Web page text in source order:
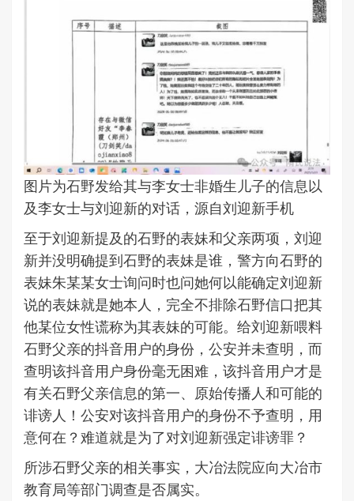
图片为石野发给其与李女士非婚生儿子的信息以
及李女士与刘迎新的对话，源自刘迎新手机
至于刘迎新提及的石野的表妹和父亲两项，刘迎
新并没明确提到石野的表妹是谁，警方向石野的
表妹朱某某女士询问时也问她何以能确定刘迎新
说的表妹就是她本人，完全不排除石野信口把其
他某位女性谎称为其表妹的可能。给刘迎新喂料
石野父亲的抖音用户的身份，公安并未查明，而
查明该抖音用户身份毫无困难，该抖音用户才是
有关石野父亲信息的第一、原始传播人和可能的
诽谤人！公安对该抖音用户的身份不予查明，用
意何在？难道就是为了对刘迎新强定诽谤罪？
所涉石野父亲的相关事实，大冶法院应向大冶市
教育局等部门调查是否属实。